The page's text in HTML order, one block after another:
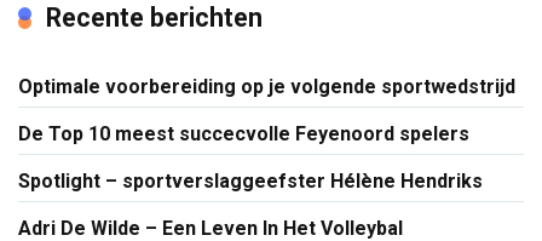
Recente berichten
Optimale voorbereiding op je volgende sportwedstrijd
De Top 10 meest succecvolle Feyenoord spelers
Spotlight – sportverslaggeefster Hélène Hendriks
Adri De Wilde – Een Leven In Het Volleybal